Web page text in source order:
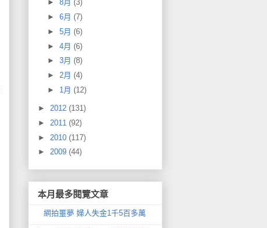
► 8月 (3)
► 6月 (7)
► 5月 (6)
► 4月 (6)
► 3月 (8)
► 2月 (4)
► 1月 (12)
► 2012 (131)
► 2011 (92)
► 2010 (117)
► 2009 (44)
本月最多閱覽文章
網拍噩夢 婦人失金1千5百多萬